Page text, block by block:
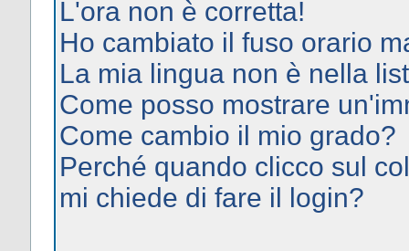
L'ora non è corretta!
Ho cambiato il fuso orario
La mia lingua non è nella
Come posso mostrare
Come cambio il mio grado?
Perché quando clicco sul
mi chiede di fare il login?